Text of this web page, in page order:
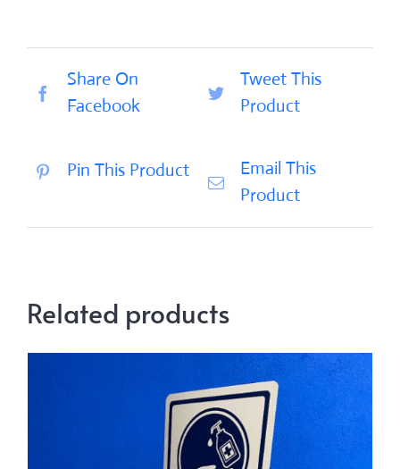
Share On
Facebook
Tweet This
Product
Pin This Product
Email This
Product
Related products